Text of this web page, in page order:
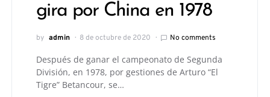
gira por China en 1978
by admin 8 de octubre de 2020 No comments
Después de ganar el campeonato de Segunda
División, en 1978, por gestiones de Arturo “El
Tigre” Betancour, se…